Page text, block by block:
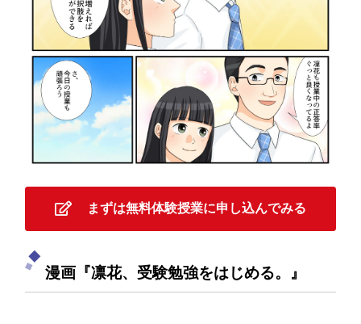
まずは無料体験授業に申し込んでみる
漫画『凛花、受験勉強をはじめる。』